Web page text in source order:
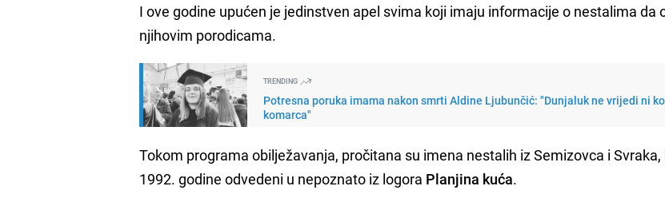
I ove godine upućen je jedinstven apel svima koji imaju informacije o nestalima da
njihovim porodicama.
TRENDING
Potresna poruka imama nakon smrti Aldine Ljubunčić: "Dunjaluk ne vrijedi ni
komarca"
Tokom programa obilježavanja, pročitana su imena nestalih iz Semizovca i Svraka,
1992. godine odvedeni u nepoznato iz logora Planjina kuća.